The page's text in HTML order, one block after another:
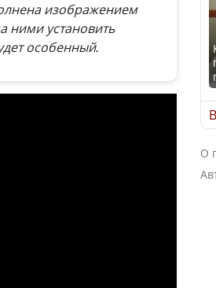
изображением
ними установить
особенный.
О